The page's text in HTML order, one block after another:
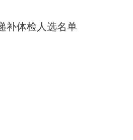
补体检人选名单